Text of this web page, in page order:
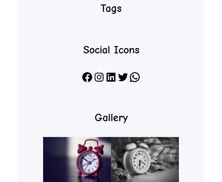
Tags
Social Icons
Facebook Instagram LinkedIn X WhatsApp
Gallery